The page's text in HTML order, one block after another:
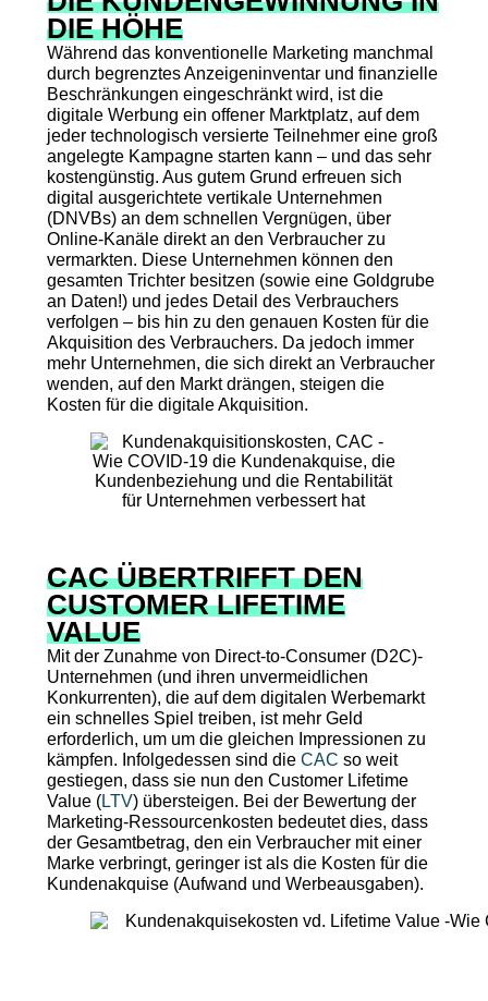
DIE HÖHE
Während das konventionelle Marketing manchmal
durch begrenztes Anzeigeninventar und finanzielle
Beschränkungen eingeschränkt wird, ist die
digitale Werbung ein offener Marktplatz, auf dem
jeder technologisch versierte Teilnehmer eine groß
angelegte Kampagne starten kann – und das sehr
kostengünstig. Aus gutem Grund erfreuen sich
digital ausgerichtete vertikale Unternehmen
(DNVBs) an dem schnellen Vergnügen, über
Online-Kanäle direkt an den Verbraucher zu
vermarkten. Diese Unternehmen können den
gesamten Trichter besitzen (sowie eine Goldgrube
an Daten!) und jedes Detail des Verbrauchers
verfolgen – bis hin zu den genauen Kosten für die
Akquisition des Verbrauchers. Da jedoch immer
mehr Unternehmen, die sich direkt an Verbraucher
wenden, auf den Markt drängen, steigen die
Kosten für die digitale Akquisition.
CAC ÜBERTRIFFT DEN
CUSTOMER LIFETIME
VALUE
Mit der Zunahme von Direct-to-Consumer (D2C)-
Unternehmen (und ihren unvermeidlichen
Konkurrenten), die auf dem digitalen Werbemarkt
ein schnelles Spiel treiben, ist mehr Geld
erforderlich, um um die gleichen Impressionen zu
kämpfen. Infolgedessen sind die CAC so weit
gestiegen, dass sie nun den Customer Lifetime
Value (LTV) übersteigen. Bei der Bewertung der
Marketing-Ressourcenkosten bedeutet dies, dass
der Gesamtbetrag, den ein Verbraucher mit einer
Marke verbringt, geringer ist als die Kosten für die
Kundenakquise (Aufwand und Werbeausgaben).